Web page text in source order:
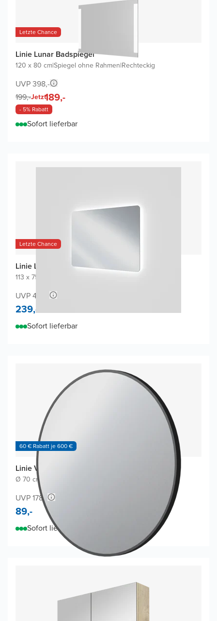
Letzte Chance
Linie Lunar Badspiegel
120 x 80 cm|Spiegel ohne Rahmen|Rechteckig
UVP 398,-
199,-Jetzt189,-
- 5% Rabatt
Sofort lieferbar
Letzte Chance
Linie Lux Badspiegel
113 x 75 cm
UVP 478,-
239,-
Sofort lieferbar
60 € Rabatt je 600 €
Linie Vivor Badspiegel
Ø 70 cm
UVP 178,-
89,-
Sofort lieferbar